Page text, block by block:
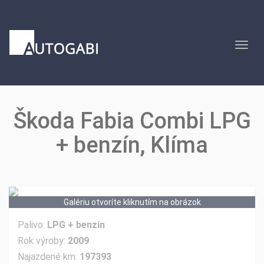
stránka
autobazáru
Škoda Fabia Combi LPG
+ benzín, Klíma
Galériu otvoríte kliknutím na obrázok
Palivo: LPG + benzín
Rok výroby: 2009
Najazdené km: 197393